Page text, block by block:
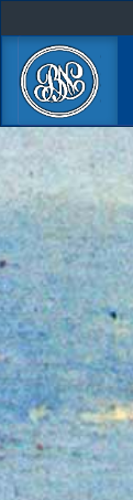
navigation